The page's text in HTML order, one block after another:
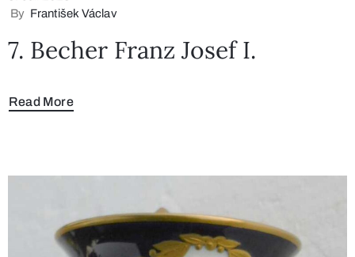
By František Václav
7. Becher Franz Josef I.
Read More